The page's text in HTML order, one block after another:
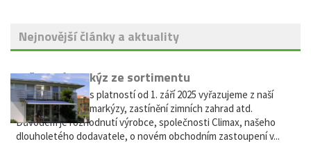
Nejnovější články a aktuality
Vyřazení markýz ze sortimentu
Vážení zákazníci, s platností od 1. září 2025 vyřazujeme z naší
nabídky výsuvné markýzy, zastínění zimních zahrad atd.
Důvodem je rozhodnutí výrobce, společnosti Climax, našeho
dlouholetého dodavatele, o novém obchodním zastoupení v...